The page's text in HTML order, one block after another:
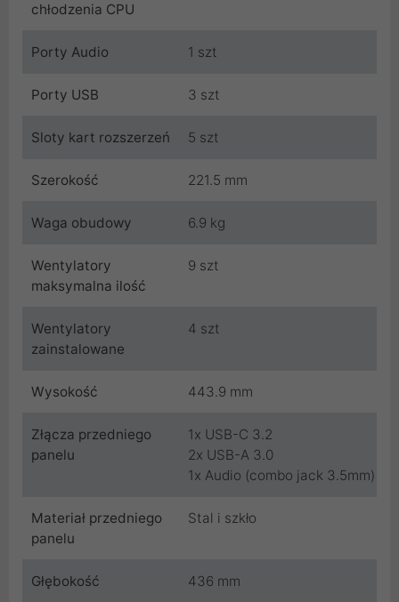
chłodzenia CPU
Porty Audio 1 szt
Porty USB 3 szt
Sloty kart rozszerzeń 5 szt
Szerokość 221.5 mm
Waga obudowy 6.9 kg
Wentylatory
maksymalna ilość
9 szt
Wentylatory
zainstalowane
4 szt
Wysokość 443.9 mm
Złącza przedniego
panelu
1x USB-C 3.2
2x USB-A 3.0
1x Audio (combo jack 3.5mm)
Materiał przedniego
panelu
Stal i szkło
Głębokość 436 mm